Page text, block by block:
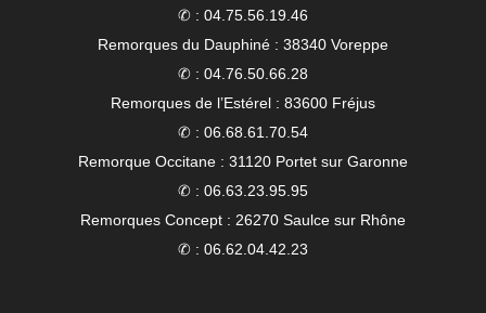
✆ : 04.75.56.19.46
Remorques du Dauphiné : 38340 Voreppe
✆ : 04.76.50.66.28
Remorques de l’Estérel : 83600 Fréjus
✆ : 06.68.61.70.54
Remorque Occitane : 31120 Portet sur Garonne
✆ : 06.63.23.95.95
Remorques Concept : 26270 Saulce sur Rhône
✆ : 06.62.04.42.23